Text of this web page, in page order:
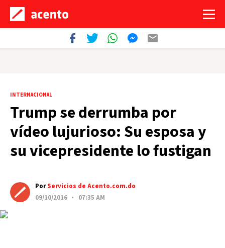
INTERNACIONAL
Trump se derrumba por
vídeo lujurioso: Su esposa y
su vicepresidente lo fustigan
PorServicios de Acento.com.do
09/10/2016 · 07:35 AM